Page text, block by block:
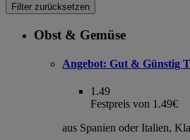
Filter zurücksetzen
Obst & Gemüse
Angebot: Gut & Günstig
1.49
Festpreis von 1.49€
aus Spanien oder Italien,